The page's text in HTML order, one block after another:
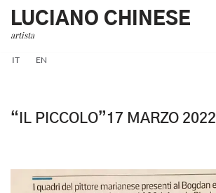
Vai
al
LUCIANO CHINESE
artista
IT EN
“IL PICCOLO”17 MARZO 2022